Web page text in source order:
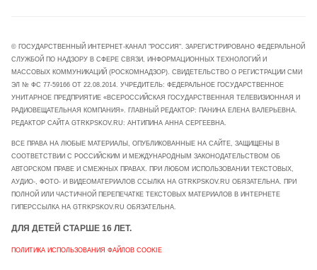
© ГОСУДАРСТВЕННЫЙ ИНТЕРНЕТ-КАНАЛ "РОССИЯ". ЗАРЕГИСТРИРОВАНО ФЕДЕРАЛЬНОЙ
СЛУЖБОЙ ПО НАДЗОРУ В СФЕРЕ СВЯЗИ, ИНФОРМАЦИОННЫХ ТЕХНОЛОГИЙ И
МАССОВЫХ КОММУНИКАЦИЙ (РОСКОМНАДЗОР). СВИДЕТЕЛЬСТВО О РЕГИСТРАЦИИ СМИ
ЭЛ № ФС 77-59166 ОТ 22.08.2014. УЧРЕДИТЕЛЬ: ФЕДЕРАЛЬНОЕ ГОСУДАРСТВЕННОЕ
УНИТАРНОЕ ПРЕДПРИЯТИЕ «ВСЕРОССИЙСКАЯ ГОСУДАРСТВЕННАЯ ТЕЛЕВИЗИОННАЯ И
РАДИОВЕЩАТЕЛЬНАЯ КОМПАНИЯ». ГЛАВНЫЙ РЕДАКТОР: ПАНИНА ЕЛЕНА ВАЛЕРЬЕВНА.
РЕДАКТОР САЙТА GTRKPSKOV.RU: АНТИПИНА АННА СЕРГЕЕВНА.
ВСЕ ПРАВА НА ЛЮБЫЕ МАТЕРИАЛЫ, ОПУБЛИКОВАННЫЕ НА САЙТЕ, ЗАЩИЩЕНЫ В
СООТВЕТСТВИИ С РОССИЙСКИМ И МЕЖДУНАРОДНЫМ ЗАКОНОДАТЕЛЬСТВОМ ОБ
АВТОРСКОМ ПРАВЕ И СМЕЖНЫХ ПРАВАХ. ПРИ ЛЮБОМ ИСПОЛЬЗОВАНИИ ТЕКСТОВЫХ,
АУДИО-, ФОТО- И ВИДЕОМАТЕРИАЛОВ ССЫЛКА НА GTRKPSKOV.RU ОБЯЗАТЕЛЬНА. ПРИ
ПОЛНОЙ ИЛИ ЧАСТИЧНОЙ ПЕРЕПЕЧАТКЕ ТЕКСТОВЫХ МАТЕРИАЛОВ В ИНТЕРНЕТЕ
ГИПЕРССЫЛКА НА GTRKPSKOV.RU ОБЯЗАТЕЛЬНА.
ДЛЯ ДЕТЕЙ СТАРШЕ 16 ЛЕТ.
ПОЛИТИКА ИСПОЛЬЗОВАНИЯ ФАЙЛОВ COOKIE